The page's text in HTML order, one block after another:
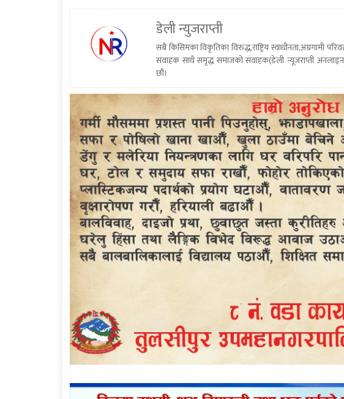
डेली न्युजराप्ती
सबै किसिमका विकृतिका विरुद्ध,राष्ट्रिय स्वाधीनता,अग्रगामी
संवाहक साथै समृद्ध समाजको संवाहक(डेली न्यूजराप्ती अनलाइन
छौं।